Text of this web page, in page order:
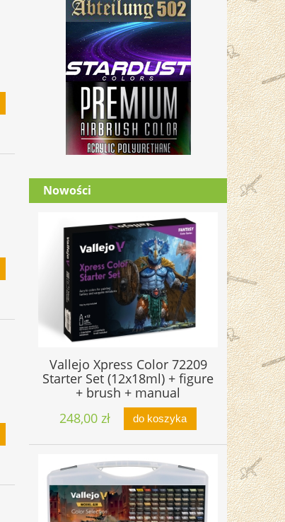
Nowości
Vallejo Xpress Color 72209
Starter Set (12x18ml) + figure
+ brush + manual
248,00 zł
do koszyka